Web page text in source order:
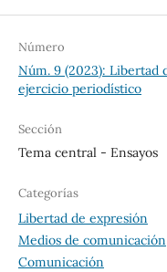
Número
Núm. 9 (2023): Libertad
ejercicio periodístico
Sección
Tema central - Ensayos
Categorías
Libertad de expresión
Medios de comunicación
Comunicación